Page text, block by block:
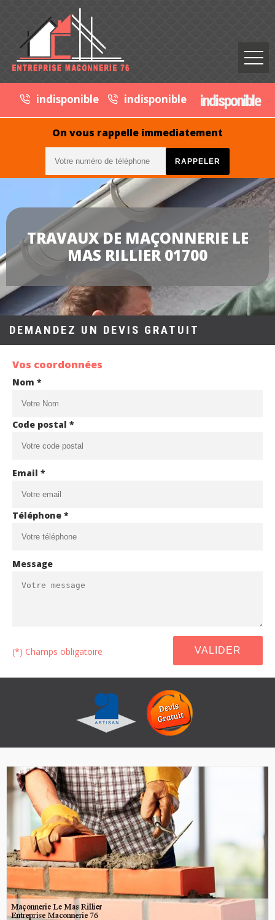
indisponible indisponible indisponible
On vous rappelle immediatement
TRAVAUX DE MAÇONNERIE LE
MAS RILLIER 01700
DEMANDEZ UN DEVIS GRATUIT
Vos coordonnées
Nom *
Code postal *
Email *
Téléphone *
Message
(*) Champs obligatoire